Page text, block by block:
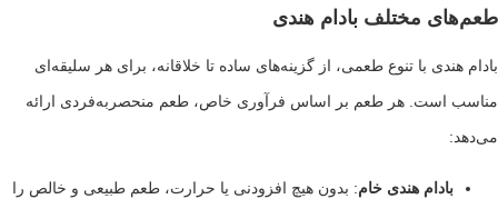
مختلف بادام هندی
با تنوع طعمی، از گزینه‌های ساده تا خلاقانه، برای هر سلیقه‌ای
هر طعم بر اساس فرآوری خاص، طعم منحصربه‌فردی ارائه
بادام هندی خام: بدون هیچ افزودنی یا حرارت، طعم طبیعی و خالص را